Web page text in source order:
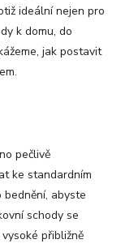
ideální nejen pro
k domu, do
jak postavit
pečlivě
ke standardním
abyste
schody se
vysoké přibližně